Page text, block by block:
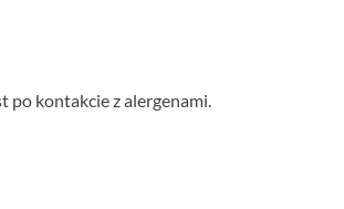
kontakcie z alergenami.